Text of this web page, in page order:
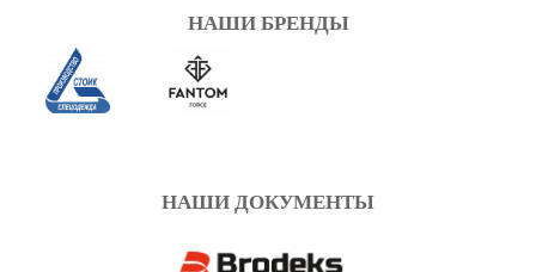
НАШИ БРЕНДЫ
НАШИ ДОКУМЕНТЫ